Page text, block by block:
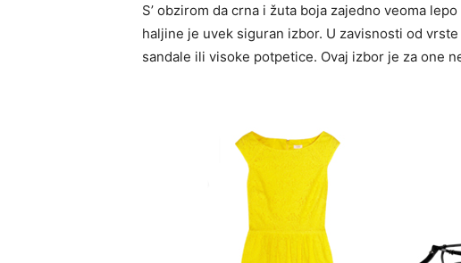
S’ obzirom da crna i žuta boja zajedno veoma
haljine je uvek siguran izbor. U zavisnosti od
sandale ili visoke potpetice. Ovaj izbor je za one